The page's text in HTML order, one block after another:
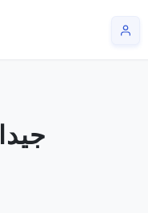
Ceyda ~ جیدا